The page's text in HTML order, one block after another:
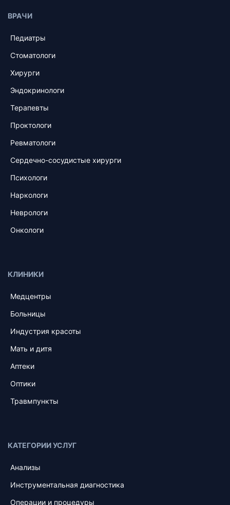
ВРАЧИ
Педиатры
Стоматологи
Хирурги
Эндокринологи
Терапевты
Проктологи
Ревматологи
Сердечно-сосудистые хирурги
Психологи
Наркологи
Неврологи
Онкологи
КЛИНИКИ
Медцентры
Больницы
Индустрия красоты
Мать и дитя
Аптеки
Оптики
Травмпункты
КАТЕГОРИИ УСЛУГ
Анализы
Инструментальная диагностика
Операции и процедуры